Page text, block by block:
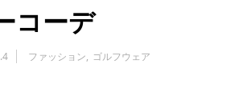
コーデ
ファッション ゴルフウェア